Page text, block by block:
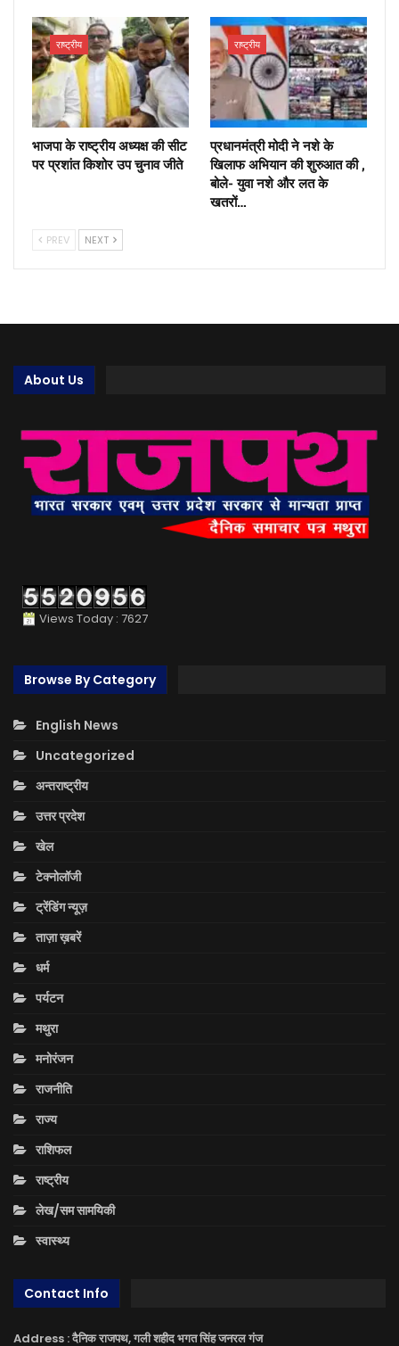
राष्ट्रीय
भाजपा के राष्ट्रीय अध्यक्ष की सीट
पर प्रशांत किशोर उप चुनाव जीते
राष्ट्रीय
प्रधानमंत्री मोदी ने नशे के
खिलाफ अभियान की शुरुआत की ,
बोले- युवा नशे और लत के
खतरों…
PREV NEXT
About Us
Views Today : 7627
Browse By Category
English News
Uncategorized
अन्तराष्ट्रीय
उत्तर प्रदेश
खेल
टेक्नोलॉजी
ट्रेंडिंग न्यूज़
ताज़ा ख़बरें
धर्म
पर्यटन
मथुरा
मनोरंजन
राजनीति
राज्य
राशिफल
राष्ट्रीय
लेख/सम सामयिकी
स्वास्थ्य
Contact Info
Address : दैनिक राजपथ, गली शहीद भगत सिंह जनरल गंज